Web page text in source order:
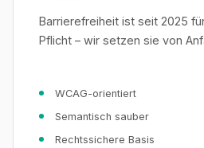
Barrierefreiheit ist seit 2025
Pflicht – wir setzen sie von
WCAG-orientiert
Semantisch sauber
Rechtssichere Basis